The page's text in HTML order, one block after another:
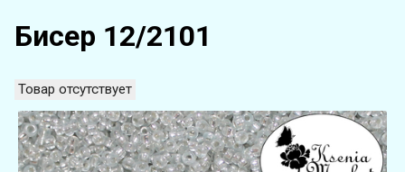
Бисер 12/2101
Товар отсутствует